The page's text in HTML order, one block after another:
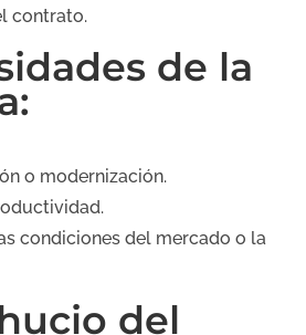
contrato.
de la
o modernización.
condiciones del mercado o la
del